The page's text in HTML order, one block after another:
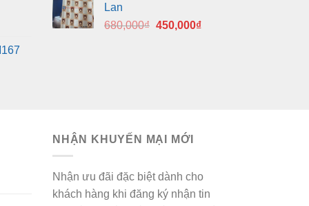
Lan
680,000₫ Giá
450,000₫Giá
NHẬN KHUYẾN MẠI MỚI
Nhận ưu đãi đặc biệt dành cho
khách hàng khi đăng ký nhận tin